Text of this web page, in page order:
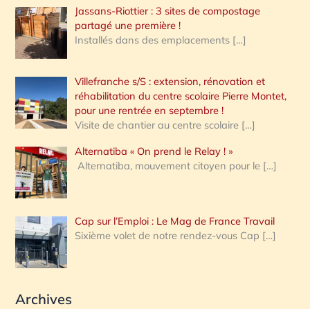
Jassans-Riottier : 3 sites de compostage
partagé une première !
Installés dans des emplacements […]
Villefranche s/S : extension, rénovation et
réhabilitation du centre scolaire Pierre Montet,
pour une rentrée en septembre !
Visite de chantier au centre scolaire […]
Alternatiba « On prend le Relay ! »
Alternatiba, mouvement citoyen pour le […]
Cap sur l’Emploi : Le Mag de France Travail
Sixième volet de notre rendez-vous Cap […]
Archives